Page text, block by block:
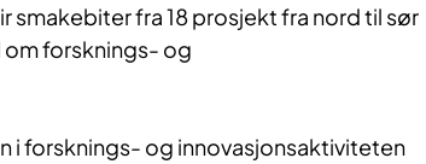
smakebiter fra 18 prosjekt fra nord til sør
forsknings- og
i forsknings- og innovasjonsaktiviteten